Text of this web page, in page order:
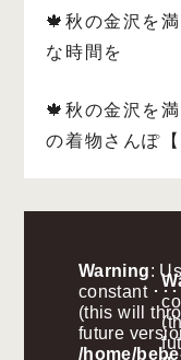
🍁秋の金沢を
な時間を
🍁秋の金沢を
の着物さんぽ
Warning:
constant ･･
(this will
future
/home/